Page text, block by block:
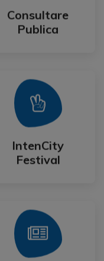
Consultare
Publica
Consultare
Publica
IntenCity
Festival
IntenCity
Festival
Mai Mult
Mai Mult